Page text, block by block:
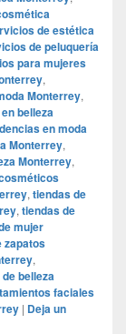
de estética
de peluquería
para mujeres
,
Monterrey,
belleza
en moda
Monterrey,
Monterrey,
, tiendas de
, tiendas de
mujer
zapatos
,
belleza
faciales
| Deja un